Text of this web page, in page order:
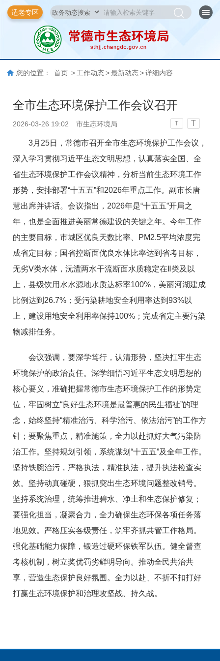
适老专区
您的位置： 首页 > 工作动态 > 最新动态 > 详细内容
全市生态环境保护工作会议召开
2026-03-26 19:02 市生态环境局 T T
3月25日，常德市召开全市生态环境保护工作会议，
深入学习贯彻习近平生态文明思想，认真落实全国、全
省生态环境保护工作会议精神，分析当前生态环境工作
形势，安排部署“十五五”和2026年重点工作。副市长唐
慧出席并讲话。会议指出，2026年是“十五五”开局之
年，也是全面推进美丽常德建设的关键之年。今年工作
的主要目标，市城区优良天数比率、PM2.5平均浓度完
成省定目标；国省控断面优良水体比率达到省考目标，
无劣Ⅴ类水体，沅澧两水干流断面水质稳定在Ⅱ类及以
上，县级饮用水水源地水质达标率100%，美丽河湖建成
比例达到26.7%；受污染耕地安全利用率达到93%以
上，建设用地安全利用率保持100%；完成省定主要污染
物减排任务。
会议强调，要深学笃行，认清形势，坚决扛牢生态
环境保护的政治责任。深学细悟习近平生态文明思想的
核心要义，准确把握常德市生态环境保护工作的形势定
位，牢固树立“良好生态环境是最普惠的民生福祉”的理
念，始终坚持“精准治污、科学治污、依法治污”的工作方
针；要聚焦重点，精准施策，全力以赴抓好大气污染防
治工作。坚持规划引领，系统谋划“十五五”及全年工作。
坚持铁腕治污，严格执法，精准执法，提升执法检查实
效。坚持动真碰硬，狠抓突出生态环境问题整改销号。
坚持系统治理，统筹推进碧水、净土和生态保护修复；
要强化担当，凝聚合力，全力确保生态环保各项任务落
地见效。严格压实各级责任，筑牢齐抓共管工作格局。
强化基础能力保障，锻造过硬环保铁军队伍。健全督查
考核机制，树立奖优罚劣鲜明导向。推动全民共治共
享，营造生态保护良好氛围。全力以赴、不折不扣打好
打赢生态环境保护和治理攻坚战、持久战。